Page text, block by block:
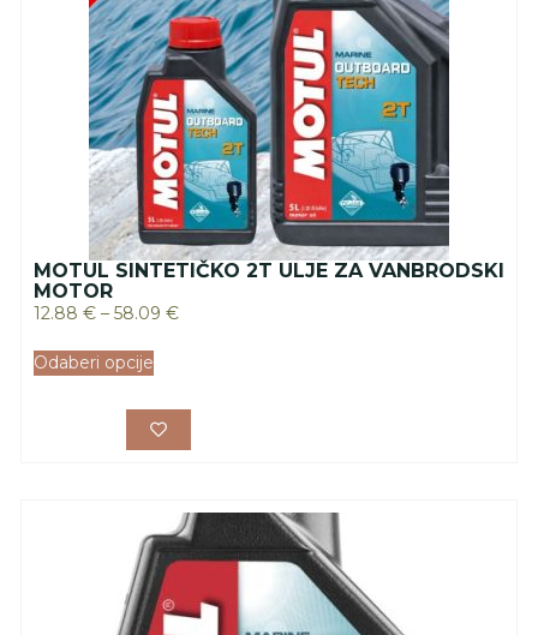
MOTUL SINTETIČKO 2T ULJE ZA VANBRODSKI
MOTOR
12.88 € – 58.09 €
Odaberi opcije